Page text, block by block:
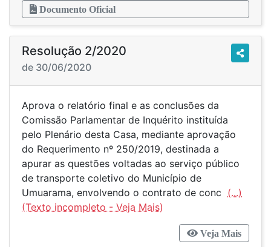
Documento Oficial
Resolução 2/2020
de 30/06/2020
Aprova o relatório final e as conclusões da
Comissão Parlamentar de Inquérito instituída
pelo Plenário desta Casa, mediante aprovação
do Requerimento nº 250/2019, destinada a
apurar as questões voltadas ao serviço público
de transporte coletivo do Município de
Umuarama, envolvendo o contrato de conc (...)
Veja Mais